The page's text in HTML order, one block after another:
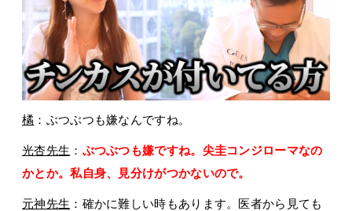
橘 ：ぶつぶつも嫌なんですね。
光杏先生 ： ぶつぶつも嫌ですね。尖圭コンジローマなの
かとか。私自身、見分けがつかないので。
元神先生 ：確かに難しい時もあります。医者から見ても